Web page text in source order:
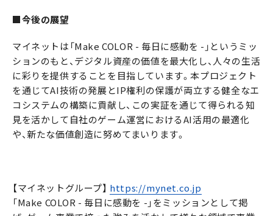
■今後の展望
マイネットは「Make COLOR - 毎日に感動を -」というミッ
ションのもと、デジタル資産の価値を最大化し、人々の生活
に彩りを提供することを目指しています。本プロジェクト
を通じてAI技術の発展とIP権利の保護が両立する健全なエ
コシステムの構築に貢献し、この実証を通じて得られる知
見を活かして自社のゲーム運営におけるAI活用の最適化
や、新たな価値創造に努めてまいります。
【マイネットグループ】 https://mynet.co.jp
「Make COLOR - 毎日に感動を -」をミッションとして掲